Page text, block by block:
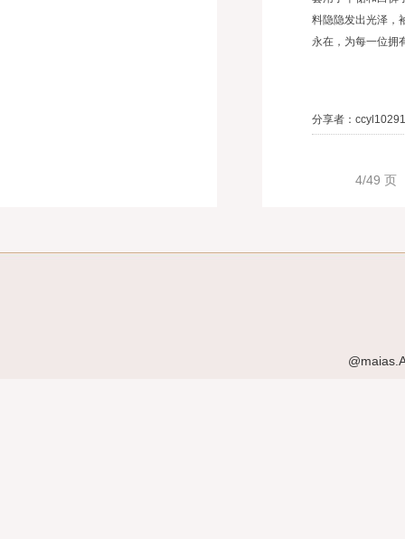
料隐隐发出光泽，
永在，为每一位拥
分享者：
4/49 页